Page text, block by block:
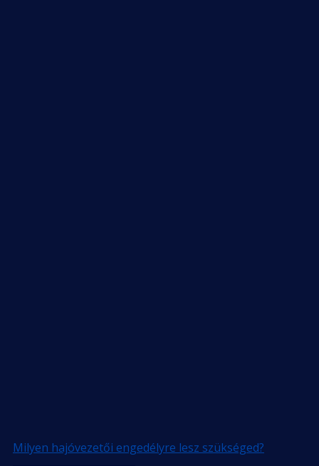
Milyen hajóvezetői engedélyre lesz szükséged?